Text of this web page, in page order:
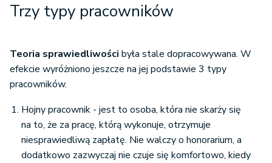
Trzy typy pracowników
Teoria sprawiedliwości była stale dopracowywana. W
efekcie wyróżniono jeszcze na jej podstawie 3 typy
pracowników.
Hojny pracownik - jest to osoba, która nie skarży się
na to, że za pracę, którą wykonuje, otrzymuje
niesprawiedliwą zapłatę. Nie walczy o honorarium, a
dodatkowo zazwyczaj nie czuje się komfortowo, kiedy